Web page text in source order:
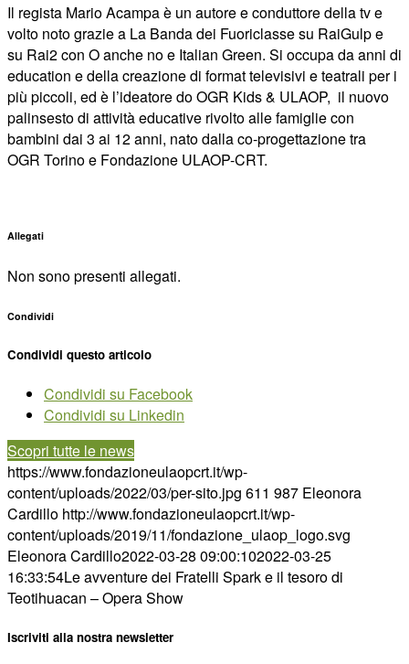
Il regista Mario Acampa è un autore e conduttore della tv e
volto noto grazie a La Banda dei Fuoriclasse su RaiGulp e
su Rai2 con O anche no e Italian Green. Si occupa da anni di
education e della creazione di format televisivi e teatrali per i
più piccoli, ed è l’ideatore do OGR Kids & ULAOP, il nuovo
palinsesto di attività educative rivolto alle famiglie con
bambini dai 3 ai 12 anni, nato dalla co-progettazione tra
OGR Torino e Fondazione ULAOP-CRT.
Allegati
Non sono presenti allegati.
Condividi
Condividi questo articolo
Condividi su Facebook
Condividi su Linkedin
Scopri tutte le news
https://www.fondazioneulaopcrt.it/wp-
content/uploads/2022/03/per-sito.jpg 611 987 Eleonora
Cardillo http://www.fondazioneulaopcrt.it/wp-
content/uploads/2019/11/fondazione_ulaop_logo.svg
Eleonora Cardillo2022-03-28 09:00:102022-03-25
16:33:54Le avventure dei Fratelli Spark e il tesoro di
Teotihuacan – Opera Show
Iscriviti alla nostra newsletter